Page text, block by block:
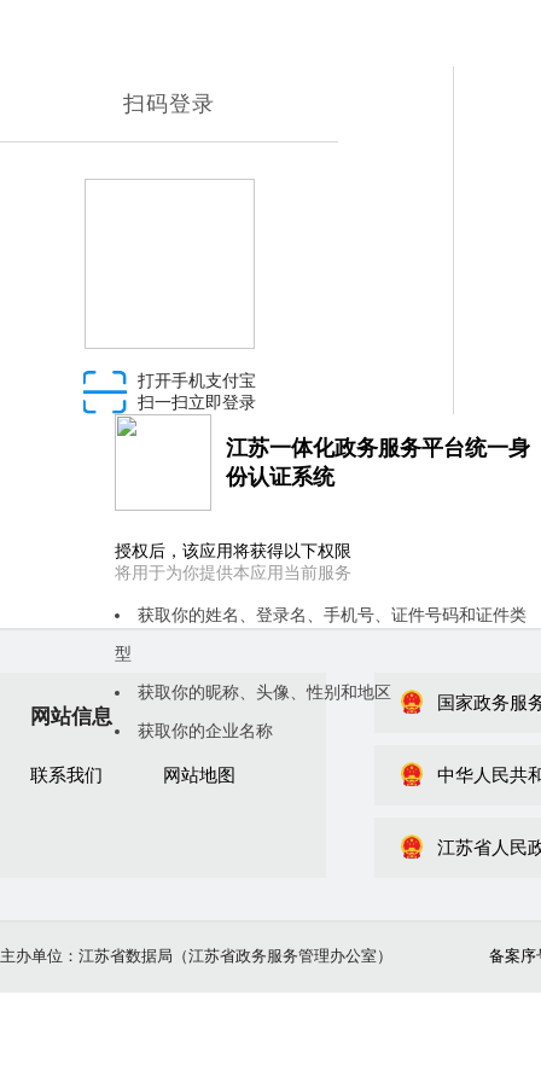
扫码登录
打开手机支付宝
扫一扫立即登录
江苏一体化政务服务平台统一身
份认证系统
授权后，该应用将获得以下权限
将用于为你提供本应用当前服务
获取你的姓名、登录名、手机号、证件号码和证件类
型
获取你的昵称、头像、性别和地区
获取你的企业名称
网站信息
联系我们 网站地图
国家政务服
中华人民共
江苏省人民
主办单位：江苏省数据局（江苏省政务服务管理办公室） 备案序